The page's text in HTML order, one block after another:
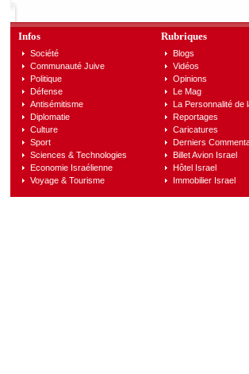
Infos
Société
Communauté Juive
Politique
Défense
Antisémitisme
Diplomatie
Culture
Sport
Sciences & Technologies
Economie Israélienne
Voyage & Tourisme
Rubriques
Blogs
Vidéos
Opinions
Le Mag
La Personnalité de
Reportages
Caricatures
Derniers
Billet Avion Israel
Hôtel Israel
Immobilier Israel